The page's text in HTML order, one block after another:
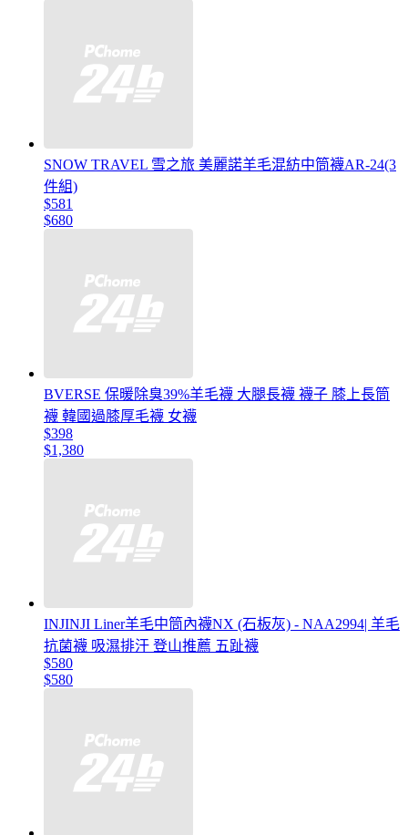
SNOW TRAVEL 雪之旅 美麗諾羊毛混紡中筒襪AR-24(3
件組)
$581
$680
BVERSE 保暖除臭39%羊毛襪 大腿長襪 襪子 膝上長筒
襪 韓國過膝厚毛襪 女襪
$398
$1,380
INJINJI Liner羊毛中筒內襪NX (石板灰) - NAA2994| 羊毛
抗菌襪 吸濕排汗 登山推薦 五趾襪
$580
$580